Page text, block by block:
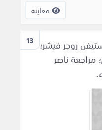
معاينة
13 روجر فيشر؛
مراجعة ناصر